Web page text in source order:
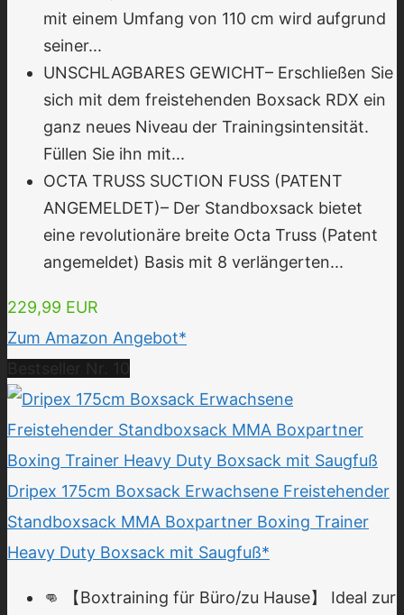
mit einem Umfang von 110 cm wird aufgrund
seiner...
UNSCHLAGBARES GEWICHT– Erschließen Sie
sich mit dem freistehenden Boxsack RDX ein
ganz neues Niveau der Trainingsintensität.
Füllen Sie ihn mit...
OCTA TRUSS SUCTION FUSS (PATENT
ANGEMELDET)– Der Standboxsack bietet
eine revolutionäre breite Octa Truss (Patent
angemeldet) Basis mit 8 verlängerten...
229,99 EUR
Zum Amazon Angebot*
Dripex 175cm Boxsack Erwachsene Freistehender
Standboxsack MMA Boxpartner Boxing Trainer
Heavy Duty Boxsack mit Saugfuß*
👊 【Boxtraining für Büro/zu Hause】 Ideal zur